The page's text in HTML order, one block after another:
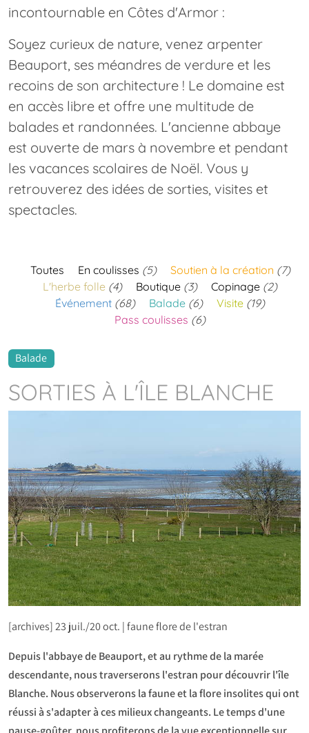
incontournable en Côtes d'Armor :
Soyez curieux de nature, venez arpenter
Beauport, ses méandres de verdure et les
recoins de son architecture ! Le domaine est
en accès libre et offre une multitude de
balades et randonnées. L'ancienne abbaye
est ouverte de mars à novembre et pendant
les vacances scolaires de Noël. Vous y
retrouverez des idées de sorties, visites et
spectacles.
Toutes En coulisses (5) Soutien à la création (7)
L'herbe folle (4) Boutique (3) Copinage (2)
Événement (68) Balade (6) Visite (19)
Pass coulisses (6)
Balade
SORTIES À L'ÎLE BLANCHE
[archives] 23 juil./20 oct. | faune flore de l'estran
Depuis l'abbaye de Beauport, et au rythme de la marée
descendante, nous traverserons l'estran pour découvrir l'île
Blanche. Nous observerons la faune et la flore insolites qui ont
réussi à s'adapter à ces milieux changeants. Le temps d'une